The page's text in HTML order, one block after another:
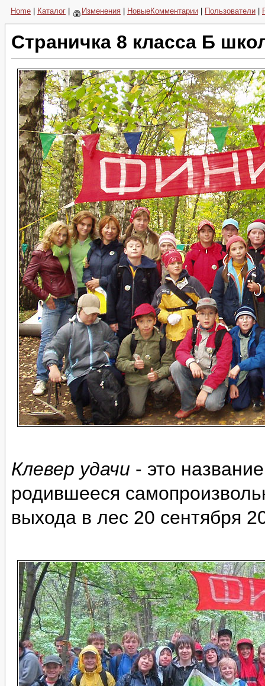
Home Каталог Изменения НовыеКомментарии Пользователи
Страничка 8 класса Б
Клевер удачи - это
родившееся
выхода в лес 20 сентября